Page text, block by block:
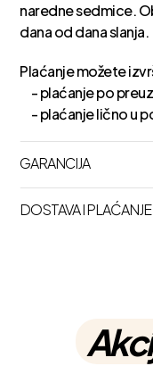
naredne sedmice.
dana od dana slanja.
Plaćanje možete
- plaćanje po
- plaćanje lično u
GARANCIJA
DOSTAVA I PLAĆANJE